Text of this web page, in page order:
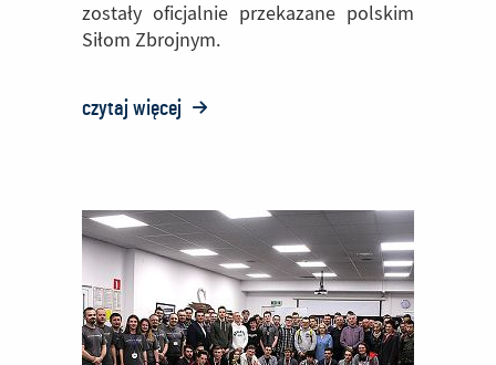
zostały oficjalnie przekazane polskim
Siłom Zbrojnym.
czytaj więcej o:
Hawk
wchodzą
do
służby